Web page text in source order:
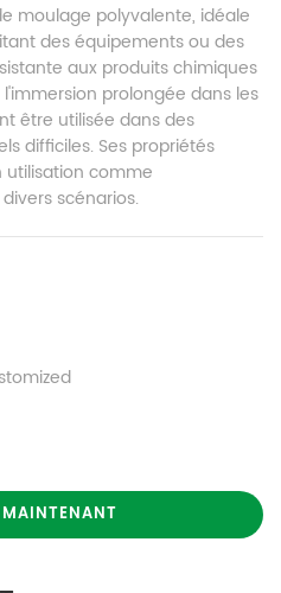
moulage polyvalente, idéale
des équipements ou des
aux produits chimiques
prolongée dans les
être utilisée dans des
difficiles. Ses propriétés
comme
scénarios.